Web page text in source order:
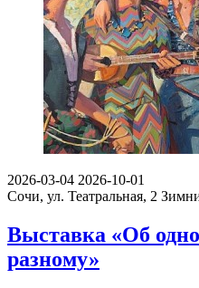
2026-03-04 2026-10-01
Сочи, ул. Театральная, 2
Выставка «Об
разному»